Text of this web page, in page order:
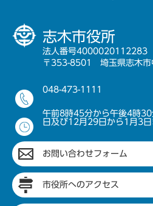
志木市役所
法人番号4000020112283
〒353-8501 埼玉県志木市
048-473-1111
午前8時45分から午後4時
日及び12月29日から1月3日
お問い合わせフォーム
市役所へのアクセス